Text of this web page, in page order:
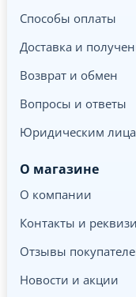
Способы оплаты
Доставка и
Возврат и обмен
Вопросы и ответы
Юридическим
О магазине
О компании
Контакты и
Отзывы
Новости и акции